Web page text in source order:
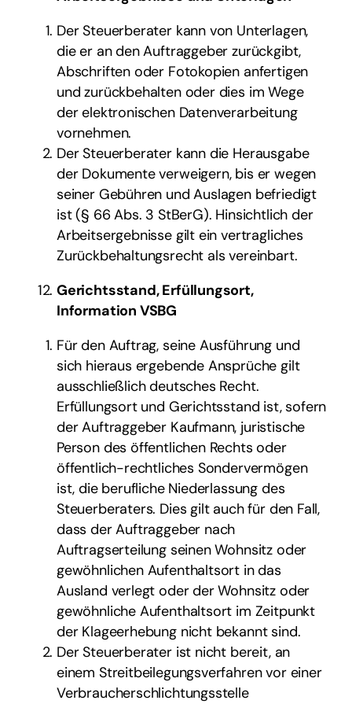
Der Steuerberater kann von Unterlagen,
die er an den Auftraggeber zurückgibt,
Abschriften oder Fotokopien anfertigen
und zurückbehalten oder dies im Wege
der elektronischen Datenverarbeitung
vornehmen.
Der Steuerberater kann die Herausgabe
der Dokumente verweigern, bis er wegen
seiner Gebühren und Auslagen befriedigt
ist (§ 66 Abs. 3 StBerG). Hinsichtlich der
Arbeitsergebnisse gilt ein vertragliches
Zurückbehaltungsrecht als vereinbart.
Gerichtsstand, Erfüllungsort,
Information VSBG
Für den Auftrag, seine Ausführung und
sich hieraus ergebende Ansprüche gilt
ausschließlich deutsches Recht.
Erfüllungsort und Gerichtsstand ist, sofern
der Auftraggeber Kaufmann, juristische
Person des öffentlichen Rechts oder
öffentlich-rechtliches Sondervermögen
ist, die berufliche Niederlassung des
Steuerberaters. Dies gilt auch für den Fall,
dass der Auftraggeber nach
Auftragserteilung seinen Wohnsitz oder
gewöhnlichen Aufenthaltsort in das
Ausland verlegt oder der Wohnsitz oder
gewöhnliche Aufenthaltsort im Zeitpunkt
der Klageerhebung nicht bekannt sind.
Der Steuerberater ist nicht bereit, an
einem Streitbeilegungsverfahren vor einer
Verbraucherschlichtungsstelle